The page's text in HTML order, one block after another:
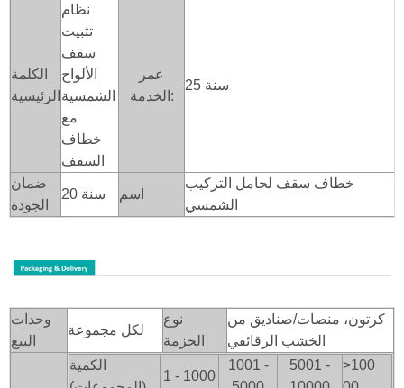
الكلمة
الرئيسية
نظام
تثبيت
سقف
الألواح
الشمسية
مع
خطاف
السقف
عمر
الخدمة:
25 سنة
ضمان
الجودة
20 سنة اسم
خطاف سقف لحامل التركيب
الشمسي
وحدات
البيع
لكل مجموعة
نوع
الحزمة
كرتون، منصات/صناديق من
الخشب الرقائقي
الكمية
1 - 1000
1001 -
5001 -
>100